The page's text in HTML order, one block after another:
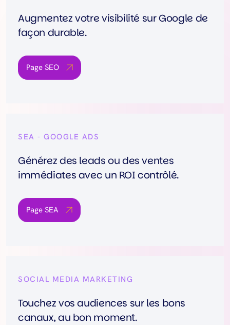
Augmentez votre visibilité sur Google de
façon durable.
Page SEO
SEA - GOOGLE ADS
Générez des leads ou des ventes
immédiates avec un ROI contrôlé.
Page SEA
SOCIAL MEDIA MARKETING
Touchez vos audiences sur les bons
canaux, au bon moment.